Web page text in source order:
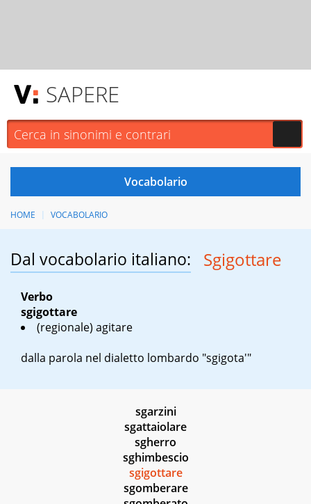
SAPERE
HOME VOCABOLARIO
Dal vocabolario italiano: Sgigottare
Verbo
sgigottare
(regionale) agitare
dalla parola nel dialetto lombardo "sgigota'"
sgarzini
sgattaiolare
sgherro
sghimbescio
sgigottare
sgomberare